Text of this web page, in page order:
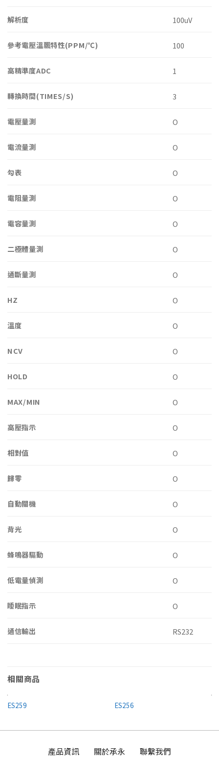
解析度 100uV
參考電壓溫飄特性(PPM/℃) 100
高精準度ADC 1
轉換時間(TIMES/S) 3
電壓量測 O
電流量測 O
勾表 O
電阻量測 O
電容量測 O
二極體量測 O
通斷量測 O
HZ O
溫度 O
NCV O
HOLD O
MAX/MIN O
高壓指示 O
相對值 O
歸零 O
自動關機 O
背光 O
蜂鳴器驅動 O
低電量偵測 O
睡眠指示 O
通信輸出 RS232
相關商品
ES259 ES256
產品資訊 關於承永 聯繫我們